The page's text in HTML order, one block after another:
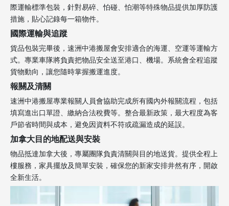
際運輸標準包裝，針對易碎、怕碰、怕潮等特殊物品提供加厚防護
措施，貼心記錄每一箱物件。
國際運輸與追蹤
貨品包裝完畢後，速洲中港搬屋會安排適合的海運、空運等運輸方
式。專業車隊將負責把物品安全送至港口、機場。系統會全程追蹤
貨物動向，讓您隨時掌握搬運進度。
報關及清關
速洲中港搬屋專業報關人員會協助完成所有國內外報關流程，包括
填寫進出口單證、繳納合法稅費等。整合最新政策，最大程度為客
戶節省時間與成本，避免因資料不符或疏漏造成的延誤。
加拿大目的地配送與安裝
物品抵達加拿大後，專屬團隊負責清關與目的地送貨。提供全程上
樓服務，家具擺放及簡單安裝，確保您的新家安排井然有序，開啟
全新生活。